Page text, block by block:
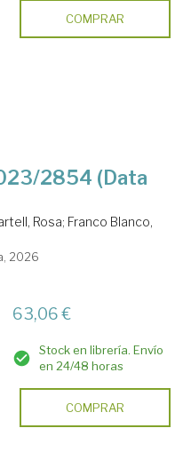
COMPRAR
2854 (Data
Rosa; Franco Blanco,
2026
63,06 €
Stock en librería. Envío
en 24/48 horas
COMPRAR